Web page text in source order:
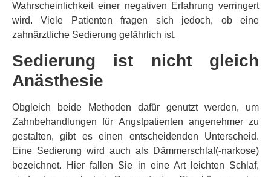
Wahrscheinlichkeit einer negativen Erfahrung verringert
wird. Viele Patienten fragen sich jedoch, ob eine
zahnärztliche Sedierung gefährlich ist.
Sedierung ist nicht gleich
Anästhesie
Obgleich beide Methoden dafür genutzt werden, um
Zahnbehandlungen für Angstpatienten angenehmer zu
gestalten, gibt es einen entscheidenden Unterscheid.
Eine Sedierung wird auch als Dämmerschlaf(-narkose)
bezeichnet. Hier fallen Sie in eine Art leichten Schlaf,